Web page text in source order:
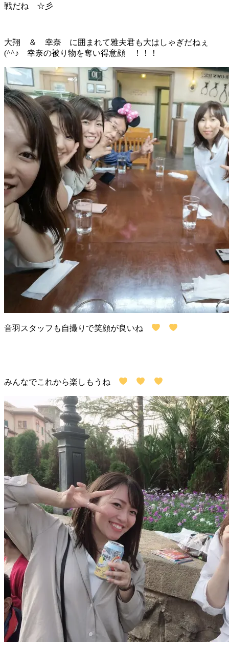
戦だね ☆彡
大翔 ＆ 幸奈 に囲まれて雅夫君も大はしゃぎだねぇ
(^^♪ 幸奈の被り物を奪い得意顔 ！！！
音羽スタッフも自撮りで笑顔が良いね
みんなでこれから楽しもうね